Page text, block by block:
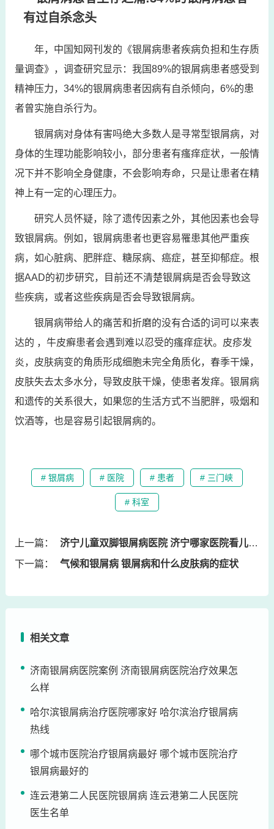
有过自杀念头
年，中国知网刊发的《银屑病患者疾病负担和生存质
量调查》，调查研究显示：我国89%的银屑病患者感受到
精神压力，34%的银屑病患者因病有自杀倾向，6%的患
者曾实施自杀行为。
银屑病对身体有害吗绝大多数人是寻常型银屑病，对
身体的生理功能影响较小，部分患者有瘙痒症状，一般情
况下并不影响全身健康，不会影响寿命，只是让患者在精
神上有一定的心理压力。
研究人员怀疑，除了遗传因素之外，其他因素也会导
致银屑病。例如，银屑病患者也更容易罹患其他严重疾
病，如心脏病、肥胖症、糖尿病、癌症，甚至抑郁症。根
据AAD的初步研究，目前还不清楚银屑病是否会导致这
些疾病，或者这些疾病是否会导致银屑病。
银屑病带给人的痛苦和折磨的没有合适的词可以来表
达的 ，牛皮癣患者会遇到难以忍受的瘙痒症状。皮疹发
炎，皮肤病变的角质形成细胞未完全角质化，春季干燥，
皮肤失去太多水分，导致皮肤干燥，使患者发痒。银屑病
和遗传的关系很大，如果您的生活方式不当肥胖，吸烟和
饮酒等，也是容易引起银屑病的。
# 银屑病 # 医院 # 患者 # 三门峡
# 科室
上一篇：
济宁儿童双脚银屑病医院 济宁哪家医院看儿科好
下一篇：
气候和银屑病 银屑病和什么皮肤病的症状
相关文章
济南银屑病医院案例 济南银屑病医院治疗效果怎
么样
哈尔滨银屑病治疗医院哪家好 哈尔滨治疗银屑病
热线
哪个城市医院治疗银屑病最好 哪个城市医院治疗
银屑病最好的
连云港第二人民医院银屑病 连云港第二人民医院
医生名单